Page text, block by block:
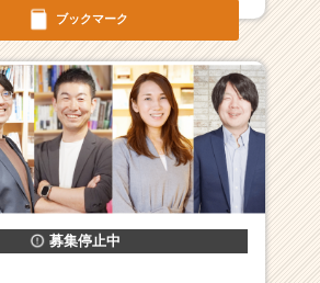
ブックマーク
募集停止中